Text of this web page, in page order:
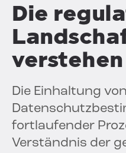
Die
verstehen
Die Einhaltung von
fortlaufender
Verständnis der